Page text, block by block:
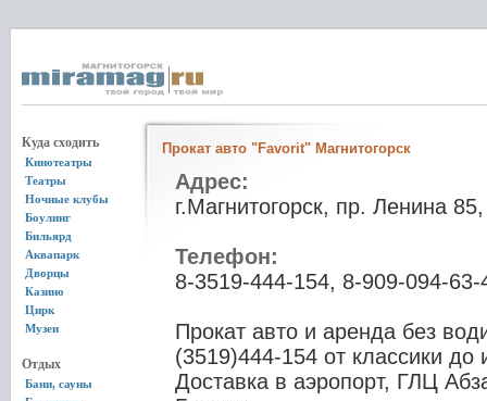
Куда сходить
Кинотеатры
Театры
Ночные клубы
Боулинг
Бильярд
Аквапарк
Дворцы
Казино
Цирк
Музеи
Отдых
Бани, сауны
Прокат авто "Favorit" Магнитогорск
Адрес:
г.Магнитогорск, пр. Ленина
Телефон:
8-3519-444-154, 8-909-094-63-
Прокат авто и аренда без
(3519)444-154 от классики
Доставка в аэропорт, ГЛЦ